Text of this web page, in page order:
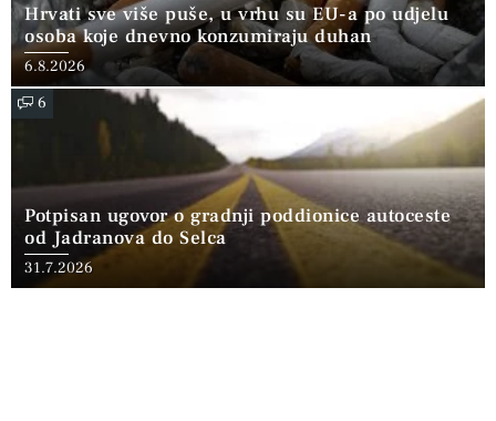
Hrvati sve više puše, u vrhu su EU-a po udjelu
osoba koje dnevno konzumiraju duhan
6.8.2026
6
Potpisan ugovor o gradnji poddionice autoceste
od Jadranova do Selca
31.7.2026